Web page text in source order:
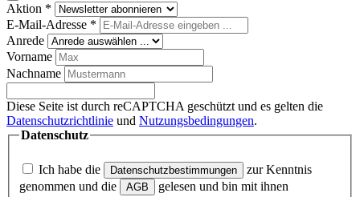
Aktion *
E-Mail-Adresse *
Anrede
Vorname
Nachname
Diese Seite ist durch reCAPTCHA geschützt und es gelten die
Datenschutzrichtlinie und Nutzungsbedingungen.
Datenschutz
Ich habe die Datenschutzbestimmungen
zur Kenntnis
genommen und die
AGB
gelesen und bin mit ihnen